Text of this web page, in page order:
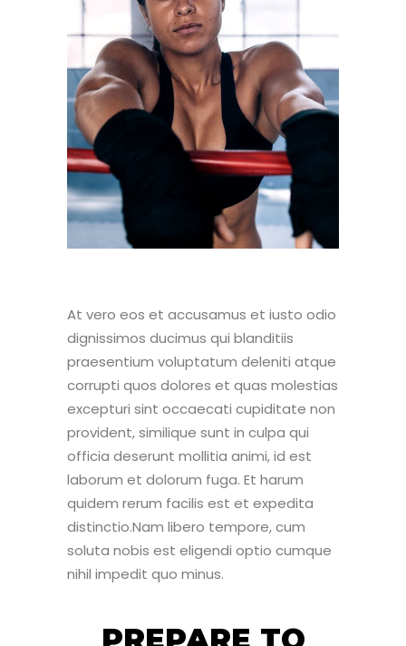
At vero eos et accusamus et iusto odio
dignissimos ducimus qui blanditiis
praesentium voluptatum deleniti atque
corrupti quos dolores et quas molestias
excepturi sint occaecati cupiditate non
provident, similique sunt in culpa qui
officia deserunt mollitia animi, id est
laborum et dolorum fuga. Et harum
quidem rerum facilis est et expedita
distinctio.Nam libero tempore, cum
soluta nobis est eligendi optio cumque
nihil impedit quo minus.